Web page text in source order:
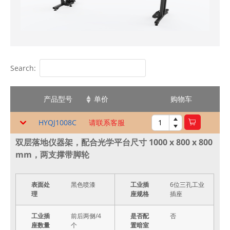
Search:
产品型号 单价 购物车
HYQJ1008C 请联系客服
双层落地仪器架，配合光学平台尺寸 1000 x 800 x 800
mm，两支撑带脚轮
表面处
理
黑色喷漆
工业插
座规格
6位三孔工业
插座
工业插
座数量
前后两侧/4
个
是否配
置暗室
否